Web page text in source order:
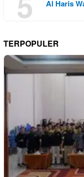
Al Haris
TERPOPULER